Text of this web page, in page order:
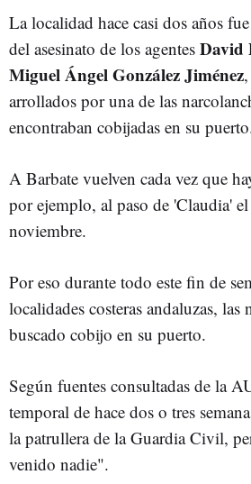
La localidad hace casi dos años
del asesinato de los agentes David
Miguel Ángel González Jiménez
arrollados por una de las
encontraban cobijadas en su
A Barbate vuelven cada vez que
por ejemplo, al paso de 'Claudia' el
noviembre.
Por eso durante todo este fin de
localidades costeras andaluzas, las
buscado cobijo en su puerto.
Según fuentes consultadas de la
temporal de hace dos o tres
la patrullera de la Guardia Civil,
venido nadie".